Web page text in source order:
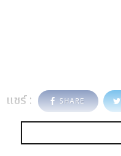
แชร์ : SHARE